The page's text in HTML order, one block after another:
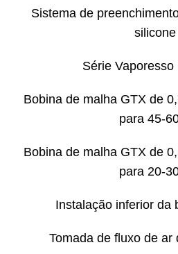
Sistema de
silicone
Série Vaporesso
Bobina de malha GTX de
para 45-
Bobina de malha GTX de
para 20-
Instalação inferior da
Tomada de fluxo de ar